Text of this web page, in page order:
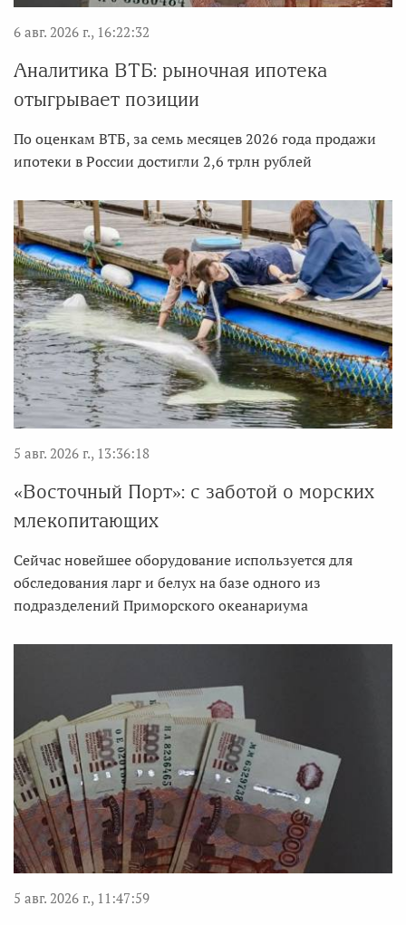
6 авг. 2026 г., 16:22:32
Аналитика ВТБ: рыночная ипотека
отыгрывает позиции
По оценкам ВТБ, за семь месяцев 2026 года продажи
ипотеки в России достигли 2,6 трлн рублей
5 авг. 2026 г., 13:36:18
«Восточный Порт»: с заботой о морских
млекопитающих
Сейчас новейшее оборудование используется для
обследования ларг и белух на базе одного из
подразделений Приморского океанариума
5 авг. 2026 г., 11:47:59